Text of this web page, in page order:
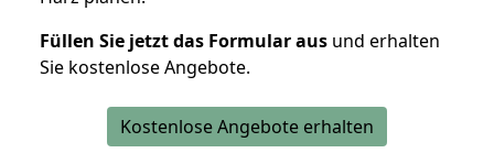
Füllen Sie jetzt das Formular aus und erhalten
Sie kostenlose Angebote.
Kostenlose Angebote erhalten